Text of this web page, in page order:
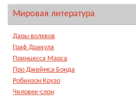
Мировая литература
Дары волхвов
Граф Дракула
Принцесса Марса
Про Джеймса Бонда
Робинзон Крузо
Человек-слон